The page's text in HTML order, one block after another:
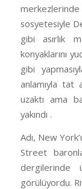
sosyetesiyle
gibi asırlık
konyaklarını
gibi
anlamıyla tat
uzaktı ama
yakındı .
Adı, New
Street
dergilerinde
görülüyordu.